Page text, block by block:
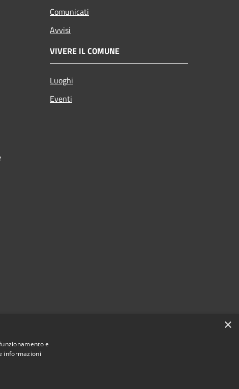
Comunicati
Avvisi
VIVERE IL COMUNE
Luoghi
Eventi
×
e
informazioni